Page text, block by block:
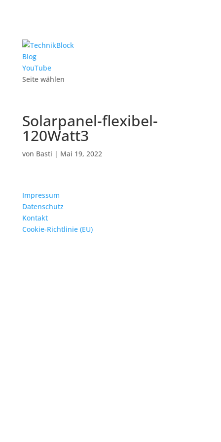
Blog
YouTube
Seite wählen
Solarpanel-flexibel-
120Watt3
von Basti | Mai 19, 2022
Impressum
Datenschutz
Kontakt
Cookie-Richtlinie (EU)